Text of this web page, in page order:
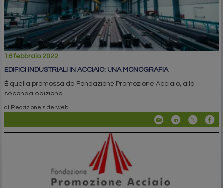
16 febbraio 2022
EDIFICI INDUSTRIALI IN ACCIAIO: UNA MONOGRAFIA
È quella promossa da Fondazione Promozione Acciaio, alla
seconda edizione
di Redazione siderweb